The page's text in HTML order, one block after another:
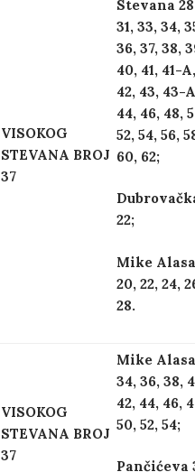
VISOKOG
STEVANA BROJ
37
Stevana
31, 33, 34,
36, 37, 38,
40, 41, 41-A,
42, 43, 43-
44, 46, 48,
52, 54, 56,
60, 62;
22;
Mike Alasa
20, 22, 24,
28.
VISOKOG
STEVANA BROJ
37
Mike Alasa
34, 36, 38,
42, 44, 46,
50, 52, 54;
Pančićeva